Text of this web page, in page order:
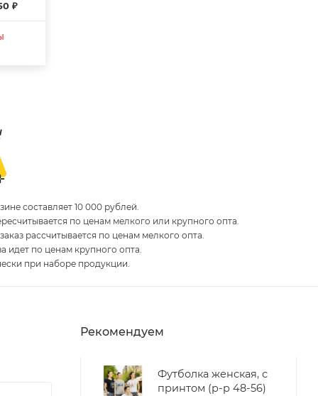
₽
составляет 10 000 рублей.
по ценам мелкого или крупного опта.
рассчитывается по ценам мелкого опта.
идет по ценам крупного опта.
при наборе продукции.
Рекомендуем
Футболка женская, с
принтом (р-р 48-56)